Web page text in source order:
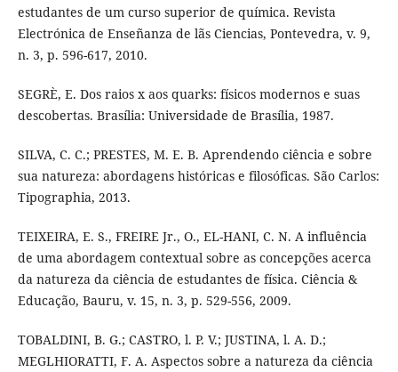
estudantes de um curso superior de química. Revista
Electrónica de Enseñanza de lãs Ciencias, Pontevedra, v. 9,
n. 3, p. 596-617, 2010.
SEGRÈ, E. Dos raios x aos quarks: físicos modernos e suas
descobertas. Brasília: Universidade de Brasília, 1987.
SILVA, C. C.; PRESTES, M. E. B. Aprendendo ciência e sobre
sua natureza: abordagens históricas e filosóficas. São Carlos:
Tipographia, 2013.
TEIXEIRA, E. S., FREIRE Jr., O., EL-HANI, C. N. A influência
de uma abordagem contextual sobre as concepções acerca
da natureza da ciência de estudantes de física. Ciência &
Educação, Bauru, v. 15, n. 3, p. 529-556, 2009.
TOBALDINI, B. G.; CASTRO, l. P. V.; JUSTINA, l. A. D.;
MEGLHIORATTI, F. A. Aspectos sobre a natureza da ciência